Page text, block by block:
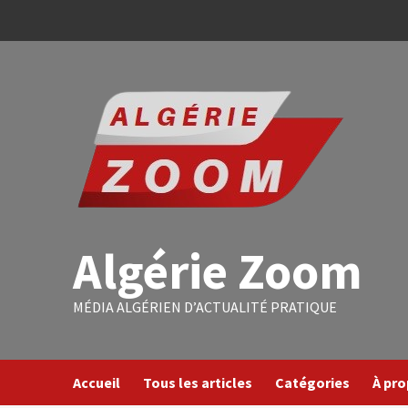
Algérie Zoom
MÉDIA ALGÉRIEN D’ACTUALITÉ PRATIQUE
Accueil Tous les articles Catégories À